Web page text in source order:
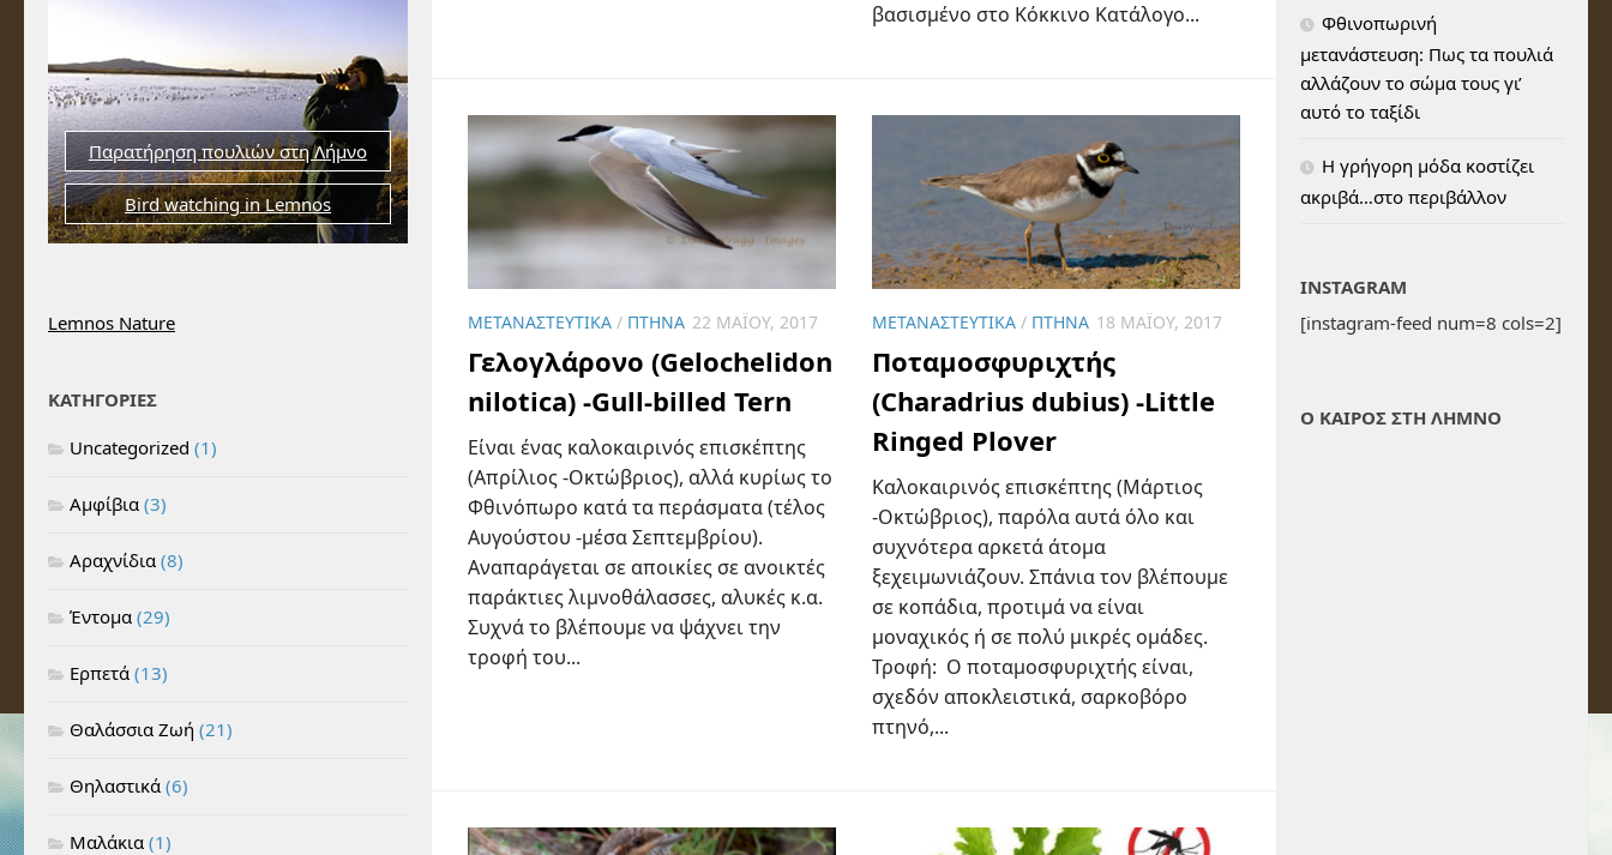
βασισμένο στο Κόκκινο Κατάλογο...
ΜΕΤΑΝΑΣΤΕΥΤΙΚΆ / ΠΤΗΝΆ 22 ΜΑΪ́ΟΥ, 2017
Γελογλάρονο (Gelochelidon
nilotica) -Gull-billed Tern
Είναι ένας καλοκαιρινός επισκέπτης
(Απρίλιος -Οκτώβριος), αλλά κυρίως το
Φθινόπωρο κατά τα περάσματα (τέλος
Αυγούστου -μέσα Σεπτεμβρίου).
Αναπαράγεται σε αποικίες σε ανοικτές
παράκτιες λιμνοθάλασσες, αλυκές κ.α.
Συχνά το βλέπουμε να ψάχνει την
τροφή του...
ΜΕΤΑΝΑΣΤΕΥΤΙΚΆ / ΠΤΗΝΆ 18 ΜΑΪ́ΟΥ, 2017
Ποταμοσφυριχτής
(Charadrius dubius) -Little
Ringed Plover
Καλοκαιρινός επισκέπτης (Μάρτιος
-Οκτώβριος), παρόλα αυτά όλο και
συχνότερα αρκετά άτομα
ξεχειμωνιάζουν. Σπάνια τον βλέπουμε
σε κοπάδια, προτιμά να είναι
μοναχικός ή σε πολύ μικρές ομάδες.
Τροφή: Ο ποταμοσφυριχτής είναι,
σχεδόν αποκλειστικά, σαρκοβόρο
πτηνό,...
Παρατήρηση πουλιών στη Λήμνο
Bird watching in Lemnos
Lemnos Nature
ΚΑΤΗΓΟΡΙΕΣ
Uncategorized (1)
Αμφίβια (3)
Αραχνίδια (8)
Έντομα (29)
Ερπετά (13)
Θαλάσσια Ζωή (21)
Θηλαστικά (6)
Μαλάκια (1)
Φθινοπωρινή
μετανάστευση: Πως τα πουλιά
αλλάζουν το σώμα τους γι’
αυτό το ταξίδι
H γρήγορη μόδα κοστίζει
ακριβά…στο περιβάλλον
INSTAGRAM
[instagram-feed num=8 cols=2]
Ο ΚΑΙΡΟΣ ΣΤΗ ΛΗΜΝΟ